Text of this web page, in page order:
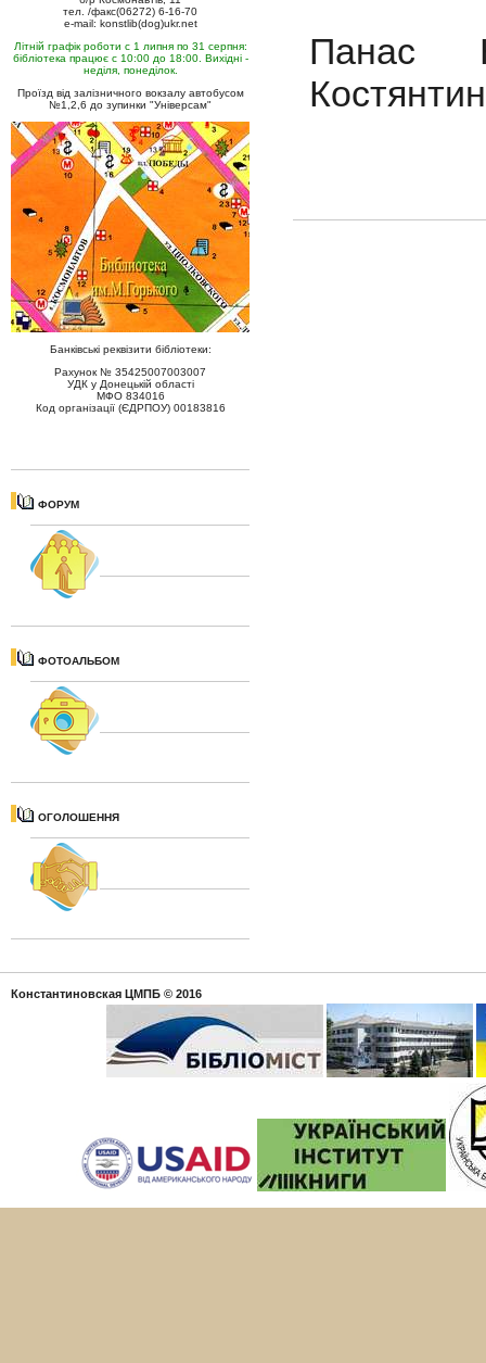
тел. /факс(06272) 6-16-70
e-mail: konstlib(dog)ukr.net
Літній графік роботи с 1 липня по 31 серпня:
бібліотека працює с 10:00 до 18:00. Вихідні -
неділя, понеділок.
Проїзд від залізничного вокзалу автобусом
№1,2,6 до зупинки "Універсам"
Банківські реквізити бібліотеки:
Рахунок № 35425007003007
УДК у Донецькій області
МФО 834016
Код організації (ЄДРПОУ) 00183816
ФОРУМ
ФОТОАЛЬБОМ
ОГОЛОШЕННЯ
Панас
Константиновская ЦМПБ © 2016